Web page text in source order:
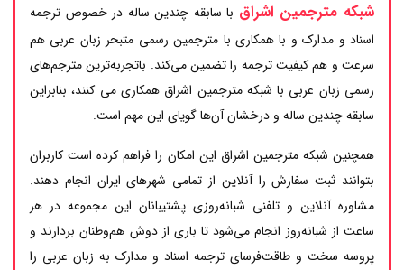
شبکه مترجمین اشراق با سابقه چندین ساله در خصوص ترجمه
اسناد و مدارک و با همکاری با مترجمین رسمی متبحر زبان عربی هم
سرعت و هم کیفیت ترجمه را تضمین می‌کند. باتجربه‌ترین مترجم‌های
رسمی زبان عربی با شبکه مترجمین اشراق همکاری می کنند، بنابراین
سابقه چندین ساله و درخشان آن‌ها گویای این مهم است.
همچنین شبکه مترجمین اشراق این امکان را فراهم کرده است کاربران
بتوانند ثبت سفارش را آنلاین از تمامی شهرهای ایران انجام دهند.
مشاوره آنلاین و تلفنی شبانه‌روزی پشتیبانان این مجموعه در هر
ساعت از شبانه‌روز انجام می‌شود تا باری از دوش هم‌وطنان بردارند و
پروسه سخت و طاقت‌فرسای ترجمه اسناد و مدارک به زبان عربی را